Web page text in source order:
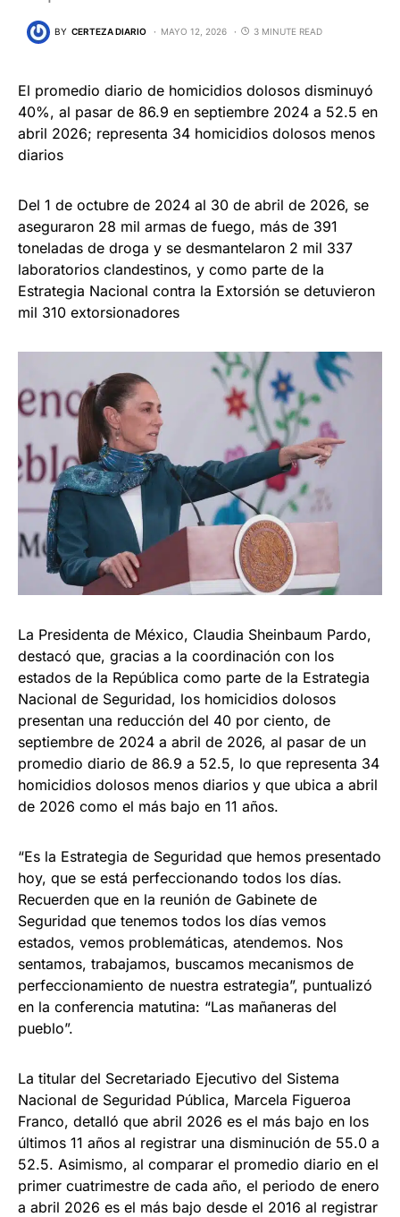
BY CERTEZA DIARIO MAYO 12, 2026 3 MINUTE READ
El promedio diario de homicidios dolosos disminuyó
40%, al pasar de 86.9 en septiembre 2024 a 52.5 en
abril 2026; representa 34 homicidios dolosos menos
diarios
Del 1 de octubre de 2024 al 30 de abril de 2026, se
aseguraron 28 mil armas de fuego, más de 391
toneladas de droga y se desmantelaron 2 mil 337
laboratorios clandestinos, y como parte de la
Estrategia Nacional contra la Extorsión se detuvieron
mil 310 extorsionadores
La Presidenta de México, Claudia Sheinbaum Pardo,
destacó que, gracias a la coordinación con los
estados de la República como parte de la Estrategia
Nacional de Seguridad, los homicidios dolosos
presentan una reducción del 40 por ciento, de
septiembre de 2024 a abril de 2026, al pasar de un
promedio diario de 86.9 a 52.5, lo que representa 34
homicidios dolosos menos diarios y que ubica a abril
de 2026 como el más bajo en 11 años.
“Es la Estrategia de Seguridad que hemos presentado
hoy, que se está perfeccionando todos los días.
Recuerden que en la reunión de Gabinete de
Seguridad que tenemos todos los días vemos
estados, vemos problemáticas, atendemos. Nos
sentamos, trabajamos, buscamos mecanismos de
perfeccionamiento de nuestra estrategia”, puntualizó
en la conferencia matutina: “Las mañaneras del
pueblo”.
La titular del Secretariado Ejecutivo del Sistema
Nacional de Seguridad Pública, Marcela Figueroa
Franco, detalló que abril 2026 es el más bajo en los
últimos 11 años al registrar una disminución de 55.0 a
52.5. Asimismo, al comparar el promedio diario en el
primer cuatrimestre de cada año, el periodo de enero
a abril 2026 es el más bajo desde el 2016 al registrar